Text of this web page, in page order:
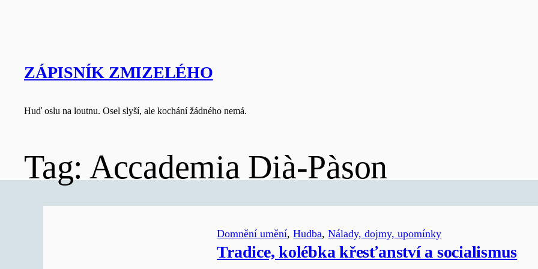
ZÁPISNÍK ZMIZELÉHO
Huď oslu na loutnu. Osel slyší, ale kochání žádného nemá.
Tag: Accademia Dià-Pàson
Domnění umění, Hudba, Nálady, dojmy, upomínky
Tradice, kolébka křesťanství a socialismus